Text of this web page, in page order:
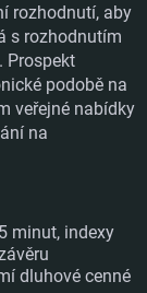
rozhodnutí, aby
s rozhodnutím
Prospekt
podobě na
veřejné nabídky
na
minut, indexy
dluhové cenné